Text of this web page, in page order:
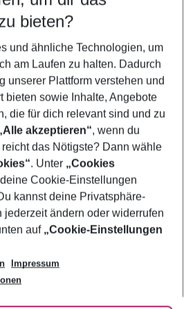
5-8 Nächte
Kinder
anzeigen
bieten?
und ähnliche Technologien, um
am Laufen zu halten. Dadurch
unserer Plattform verstehen und
bieten sowie Inhalte, Angebote
die für dich relevant sind und zu
akzeptieren“, wenn du
das Nötigste? Dann wähle
. Unter „Cookies
Cookie-Einstellungen
kannst deine Privatsphäre-
ändern oder widerrufen
auf „Cookie-Einstellungen
Impressum